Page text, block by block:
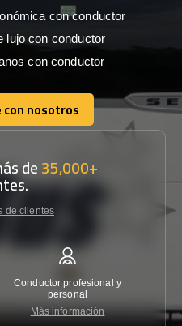
con conductor
lujo con conductor
con conductor
nosotros
nosotros
de35,000+
de clientes
Conductor profesional y
personal
Más información